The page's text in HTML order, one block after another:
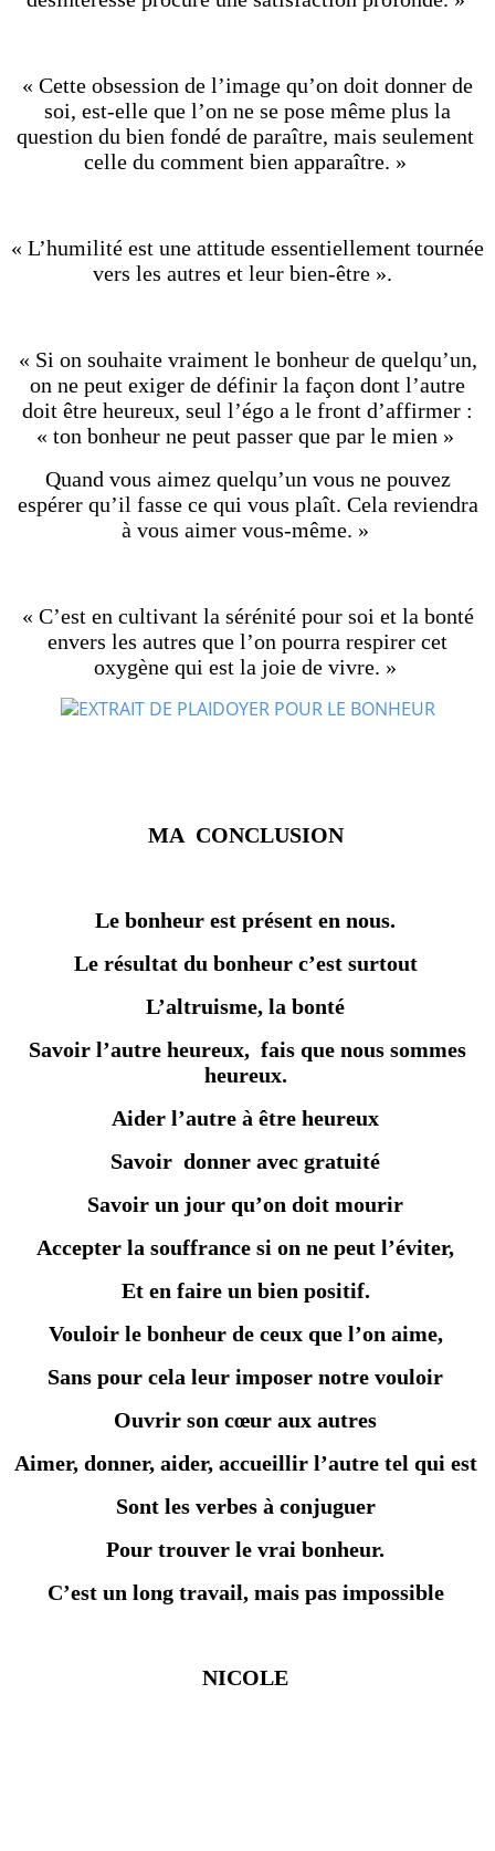
« Cette obsession de l’image qu’on doit donner de
soi, est-elle que l’on ne se pose même plus la
question du bien fondé de paraître, mais seulement
celle du comment bien apparaître. »
« L’humilité est une attitude essentiellement tournée
vers les autres et leur bien-être ».
« Si on souhaite vraiment le bonheur de quelqu’un,
on ne peut exiger de définir la façon dont l’autre
doit être heureux, seul l’égo a le front d’affirmer :
« ton bonheur ne peut passer que par le mien »
Quand vous aimez quelqu’un vous ne pouvez
espérer qu’il fasse ce qui vous plaît. Cela reviendra
à vous aimer vous-même. »
« C’est en cultivant la sérénité pour soi et la bonté
envers les autres que l’on pourra respirer cet
oxygène qui est la joie de vivre. »
MA CONCLUSION
Le bonheur est présent en nous.
Le résultat du bonheur c’est surtout
L’altruisme, la bonté
Savoir l’autre heureux, fais que nous sommes
heureux.
Aider l’autre à être heureux
Savoir donner avec gratuité
Savoir un jour qu’on doit mourir
Accepter la souffrance si on ne peut l’éviter,
Et en faire un bien positif.
Vouloir le bonheur de ceux que l’on aime,
Sans pour cela leur imposer notre vouloir
Ouvrir son cœur aux autres
Aimer, donner, aider, accueillir l’autre tel qui est
Sont les verbes à conjuguer
Pour trouver le vrai bonheur.
C’est un long travail, mais pas impossible
NICOLE